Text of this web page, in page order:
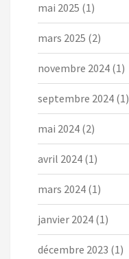
mai 2025 (1)
mars 2025 (2)
novembre 2024 (1)
septembre 2024 (1)
mai 2024 (2)
avril 2024 (1)
mars 2024 (1)
janvier 2024 (1)
décembre 2023 (1)